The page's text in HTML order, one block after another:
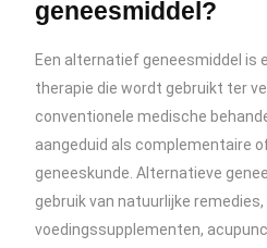
geneesmiddel?
Een alternatief geneesmiddel is
therapie die wordt gebruikt ter
conventionele medische
aangeduid als complementaire
geneeskunde. Alternatieve
gebruik van natuurlijke
voedingssupplementen,